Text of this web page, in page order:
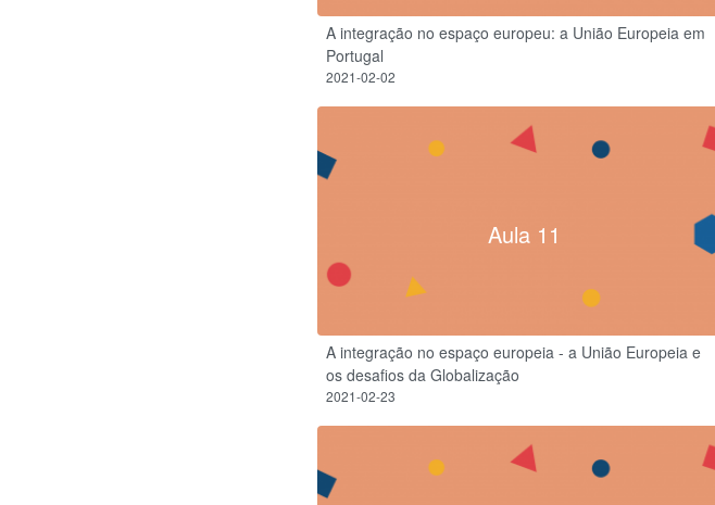
A integração no espaço europeu: a União Europeia em
Portugal
2021-02-02
Aula 11
A integração no espaço europeia - a União Europeia e
os desafios da Globalização
2021-02-23